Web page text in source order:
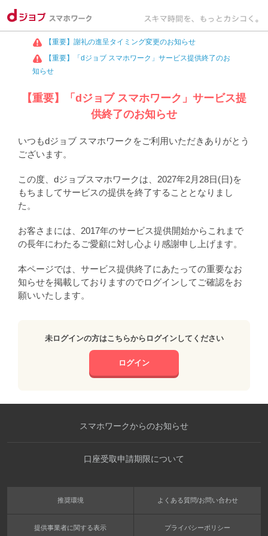
【重要】謝礼の進呈タイミング変更のお知らせ
【重要】「dジョブ スマホワーク」サービス提供終了のお
知らせ
【重要】「dジョブ スマホワーク」サービス提
供終了のお知らせ
いつもdジョブ スマホワークをご利用いただきありがとう
ございます。
この度、dジョブスマホワークは、2027年2月28日(日)を
もちましてサービスの提供を終了することとなりまし
た。
お客さまには、2017年のサービス提供開始からこれまで
の長年にわたるご愛顧に対し心より感謝申し上げます。
本ページでは、サービス提供終了にあたっての重要なお
知らせを掲載しておりますのでログインしてご確認をお
願いいたします。
未ログインの方はこちらからログインしてください
ログイン
スマホワークからのお知らせ
口座受取申請期限について
推奨環境 よくある質問/お問い合わせ
提供事業者に関する表示 プライバシーポリシー